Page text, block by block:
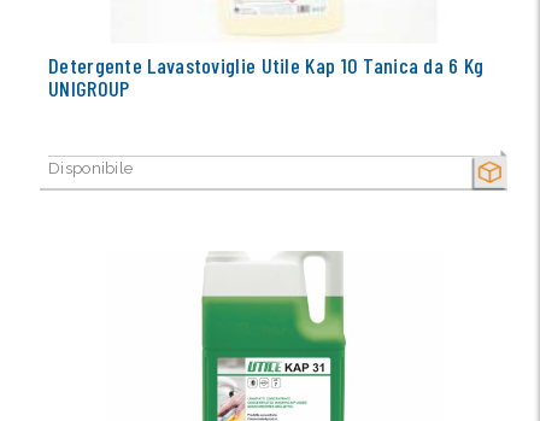
SECCO
Detergente Lavastoviglie Utile Kap 10 Tanica da 6 Kg
UNIGROUP
Disponibile